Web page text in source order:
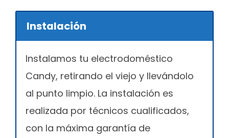
Instalación
Instalamos tu electrodoméstico
Candy, retirando el viejo y llevándolo
al punto limpio. La instalación es
realizada por técnicos cualificados,
con la máxima garantía de